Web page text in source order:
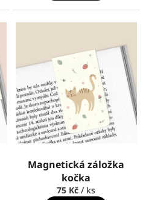
Magnetická záložka
kočka
75 Kč/ ks